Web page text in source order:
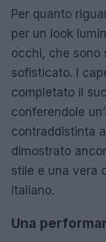
Per quanto
per un look
occhi, che sono
sofisticato. I
completato il
conferendole
contraddistinta
dimostrato
stile e una vera
italiano.
Una